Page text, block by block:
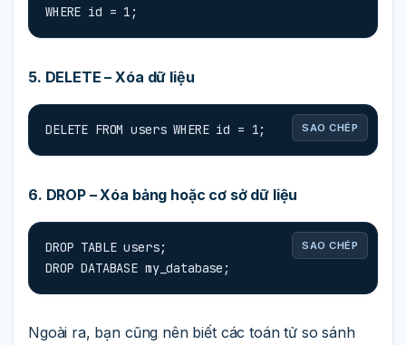
WHERE id = 1;
5. DELETE – Xóa dữ liệu
SAO CHÉP
DELETE FROM users WHERE id = 1;
6. DROP – Xóa bảng hoặc cơ sở dữ liệu
SAO CHÉP
DROP TABLE users;
DROP DATABASE my_database;
Ngoài ra, bạn cũng nên biết các toán tử so sánh